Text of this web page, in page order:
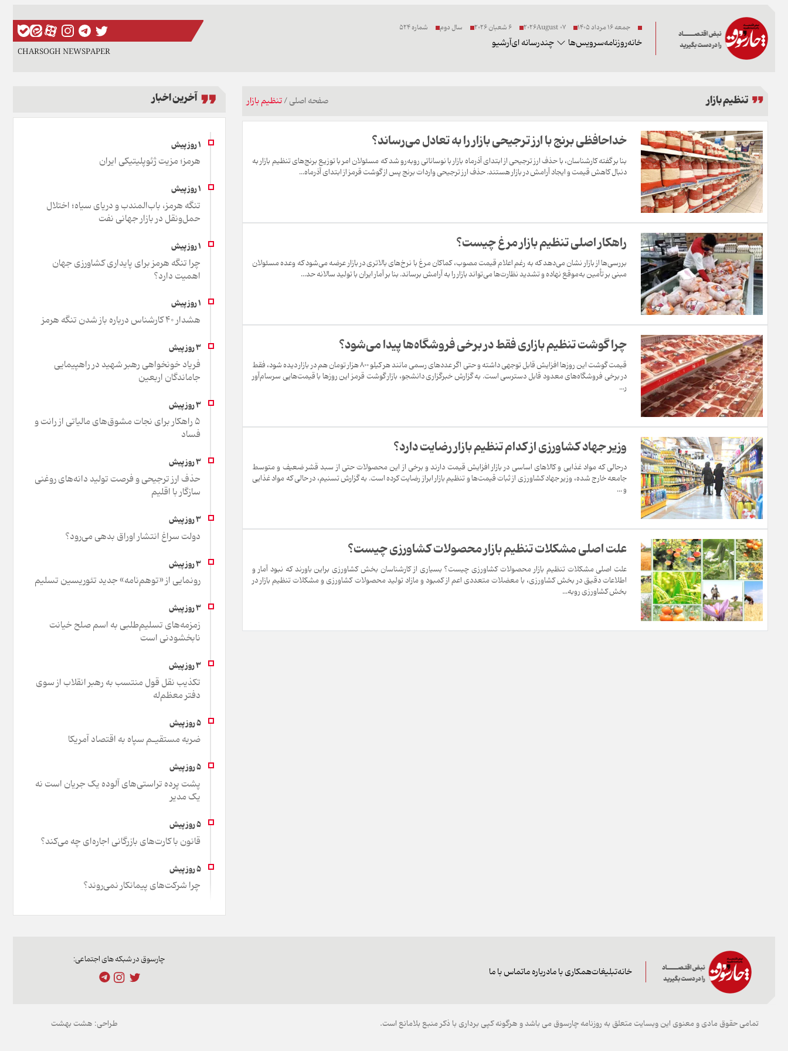
جمعه ۱۶ مرداد ۱۴۰۵ 07 2026August 6 شعبان 2026 سال دوم شماره 524
خانهروزنامهسرویس‌ها چندرسانه ایآرشیو
CHARSOGH NEWSPAPER
تنظیم بازار صفحه اصلی/تنظیم بازار
خداحافظی برنج با ارز ترجیحی بازار را به تعادل می‌رساند؟
بنا بر گفته کارشناسان، با حذف ارز ترجیحی از ابتدای آذرماه بازار با نوساناتی روبه‌رو شد که مسئولان امر با توزیع برنج‌های تنظیم بازار به
دنبال کاهش قیمت و ایجاد آرامش در بازار هستند. حذف ارز ترجیحی واردات برنج پس از گوشت قرمز از ابتدای آذرماه...
راهکار اصلی تنظیم بازار مرغ چیست؟
بررسی‌ها از بازار نشان می‌دهد که به رغم اعلام قیمت مصوب، کماکان مرغ با نرخ‌های بالاتری در بازار عرضه می‌شود که وعده مسئولان
مبنی بر تأمین به‌موقع نهاده و تشدید نظارت‌ها می‌تواند بازار را به آرامش برساند. بنا بر آمار ایران با تولید سالانه حد...
چرا گوشت تنظیم بازاری فقط در برخی فروشگاه‌ها پیدا می‌شود؟
قیمت گوشت این روزها افزایش قابل توجهی داشته و حتی اگر عددهای رسمی مانند هر کیلو ۸۰۰ هزار تومان هم در بازار دیده شود، فقط
در برخی فروشگاه‌های معدود قابل دسترسی است. به گزارش خبرگزاری دانشجو، بازار گوشت قرمز این روزها با قیمت‌هایی سرسام‌آور
ر...
وزیر جهاد کشاورزی از کدام تنظیم بازار رضایت دارد؟
درحالی که مواد غذایی و کالاهای اساسی در بازار افزایش قیمت دارند و برخی از این محصولات حتی از سبد قشر ضعیف و متوسط
جامعه خارج شده، وزیر جهاد کشاورزی از ثبات قیمت‌ها و تنظیم بازار ابراز رضایت کرده است. به گزارش تسنیم، در حالی که مواد غذایی
و ...
علت اصلی مشکلات تنظیم بازار محصولات کشاورزی چیست؟
علت اصلی مشکلات تنظیم بازار محصولات کشاورزی چیست؟ بسیاری از کارشناسان بخش کشاورزی براین باورند که نبود آمار و
اطلاعات دقیق در بخش کشاورزی، با معضلات متعددی اعم از کمبود و مازاد تولید محصولات کشاورزی و مشکلات تنظیم بازار در
بخش کشاورزی روبه‌...
آخرین اخبار
هرمز؛ مزیت ژئوپلیتیکی ایران
تنگه هرمز، باب‌المندب و دریای سیاه؛ اختلال
حمل‌ونقل در بازار جهانی نفت
چرا تنگه هرمز برای پایداری کشاورزی جهان
اهمیت دارد؟
هشدار 40 کارشناس درباره باز شدن تنگه هرمز
فریاد خونخواهی رهبر شهید در راهپیمایی
جاماندگان اربعین
۵ راهکار برای نجات مشوق‌های مالیاتی از رانت و
فساد
حذف ارز ترجیحی و فرصت تولید دانه‌های روغنی
سازگار با اقلیم
دولت سراغ انتشار اوراق بدهی می‌رود؟
رونمایی از «توهم‌نامه» جدید تئور‌یسین تسلیم
زمزمه‌های تسلیم‌طلبی به اسم صلح خیانت
نابخشودنی است
تکذیب نقل قول منتسب به رهبر انقلاب از سوی
دفتر معظم‌له
ضربه مستقیـم سپاه به اقتصاد آمر‌یکا
پشت پرده تراستی‌های آلوده یک جریان است نه
یک مدیر
قانون با کارت‌های بازرگانی اجاره‌ای چه می‌کند؟
چرا شرکت‌های پیمانکار نمی‌روند؟
خانهتبلیغاتهمکاری با مادرباره ماتماس با ما
چارسوق در شبکه های اجتماعی:
تمامی حقوق مادی و معنوی این وبسایت متعلق به روزنامه چارسوق می باشد و هرگونه کپی برداری با ذکر منبع بلامانع است. طراحی: هشت بهشت